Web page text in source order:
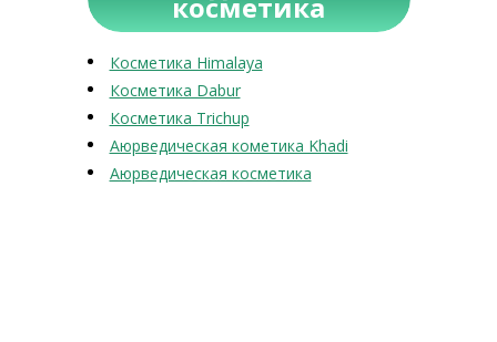
Косметика Himalaya
Косметика Dabur
Косметика Trichup
Аюрведическая кометика Khadi
Аюрведическая косметика